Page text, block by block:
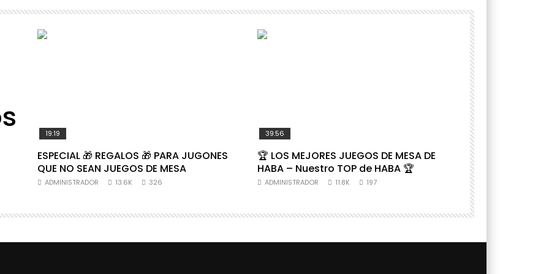
19:19
ESPECIAL 🎁 REGALOS 🎁 PARA JUGONES
QUE NO SEAN JUEGOS DE MESA
ADMINISTRADOR 13.6K 326
39:56
🏆 LOS MEJORES JUEGOS DE MESA DE
HABA – Nuestro TOP de HABA 🏆
ADMINISTRADOR 11.8K 197